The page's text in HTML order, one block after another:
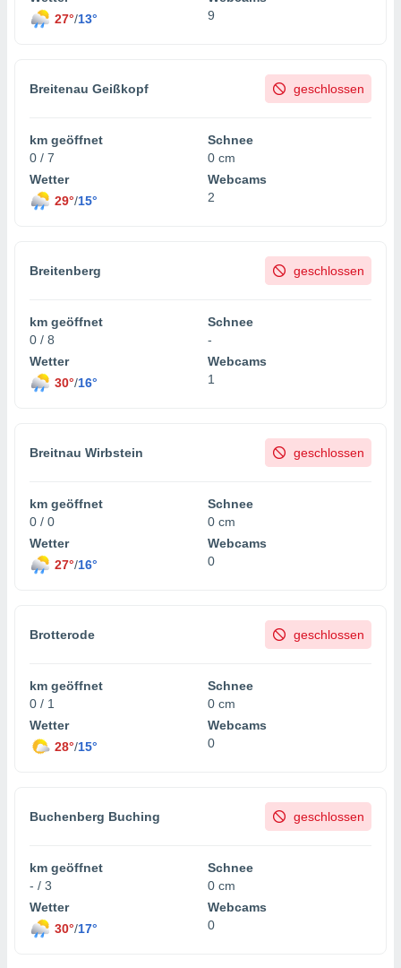
27°/13°
9
Breitenau Geißkopf geschlossen
km geöffnet
0 / 7
Schnee
0 cm
Wetter
29°/15°
Webcams
2
Breitenberg geschlossen
km geöffnet
0 / 8
Schnee
-
Wetter
30°/16°
Webcams
1
Breitnau Wirbstein geschlossen
km geöffnet
0 / 0
Schnee
0 cm
Wetter
27°/16°
Webcams
0
Brotterode geschlossen
km geöffnet
0 / 1
Schnee
0 cm
Wetter
28°/15°
Webcams
0
Buchenberg Buching geschlossen
km geöffnet
- / 3
Schnee
0 cm
Wetter
30°/17°
Webcams
0